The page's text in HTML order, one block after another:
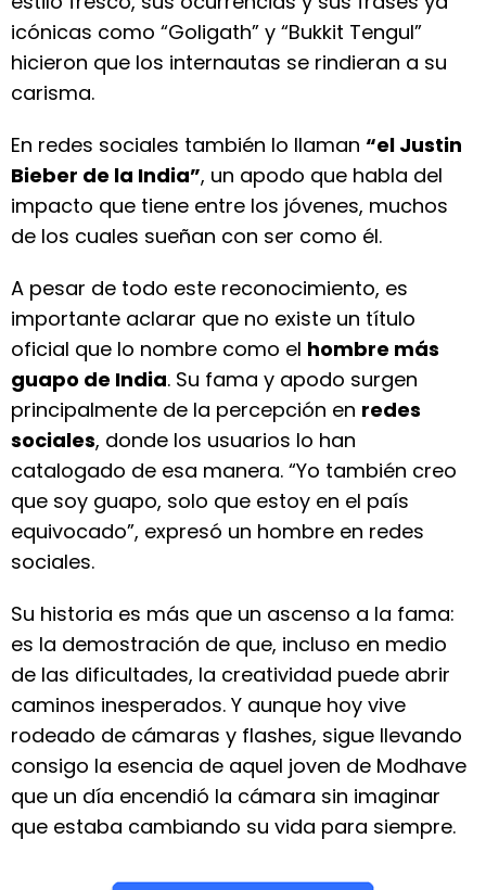
icónicas como “Goligath” y “Bukkit Tengul”
hicieron que los internautas se rindieran a su
carisma.
En redes sociales también lo llaman “el Justin
Bieber de la India”, un apodo que habla del
impacto que tiene entre los jóvenes, muchos
de los cuales sueñan con ser como él.
A pesar de todo este reconocimiento, es
importante aclarar que no existe un título
oficial que lo nombre como el hombre más
guapo de India. Su fama y apodo surgen
principalmente de la percepción en redes
sociales, donde los usuarios lo han
catalogado de esa manera. “Yo también creo
que soy guapo, solo que estoy en el país
equivocado”, expresó un hombre en redes
sociales.
Su historia es más que un ascenso a la fama:
es la demostración de que, incluso en medio
de las dificultades, la creatividad puede abrir
caminos inesperados. Y aunque hoy vive
rodeado de cámaras y flashes, sigue llevando
consigo la esencia de aquel joven de Modhave
que un día encendió la cámara sin imaginar
que estaba cambiando su vida para siempre.